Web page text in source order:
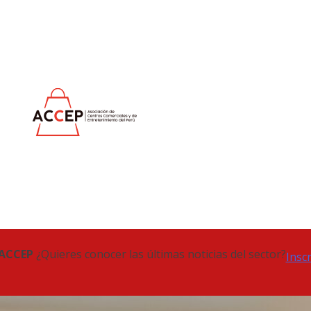
¿Quieres conocer las últimas noticias del sector?